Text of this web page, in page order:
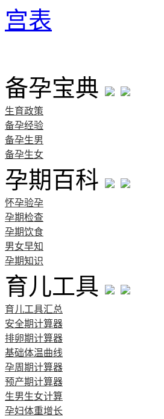
备孕宝典
生育政策
备孕经验
备孕生男
备孕生女
孕期百科
怀孕验孕
孕期检查
孕期饮食
男女早知
孕期知识
育儿工具
育儿工具汇总
安全期计算器
排卵期计算器
基础体温曲线
孕周期计算器
预产期计算器
生男生女计算
孕妇体重增长